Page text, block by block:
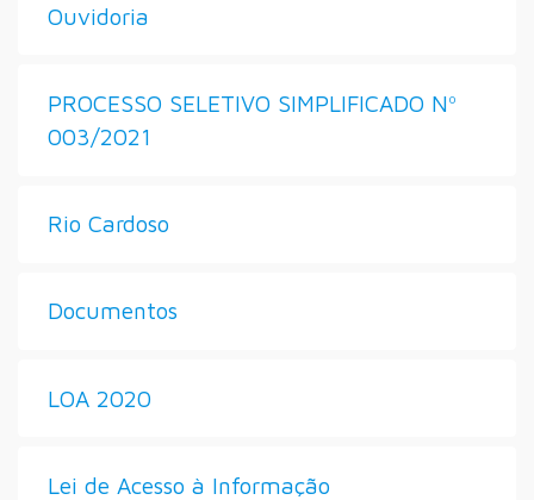
Ouvidoria
PROCESSO SELETIVO SIMPLIFICADO Nº
003/2021
Rio Cardoso
Documentos
LOA 2020
Lei de Acesso à Informação